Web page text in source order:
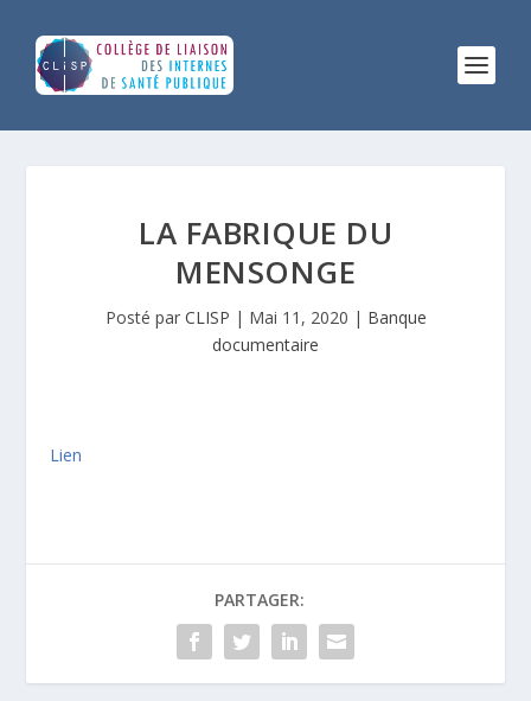
LA FABRIQUE DU
MENSONGE
Posté par CLISP | Mai 11, 2020 | Banque
documentaire
Lien
PARTAGER: